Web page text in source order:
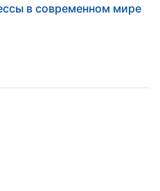
в современном мире